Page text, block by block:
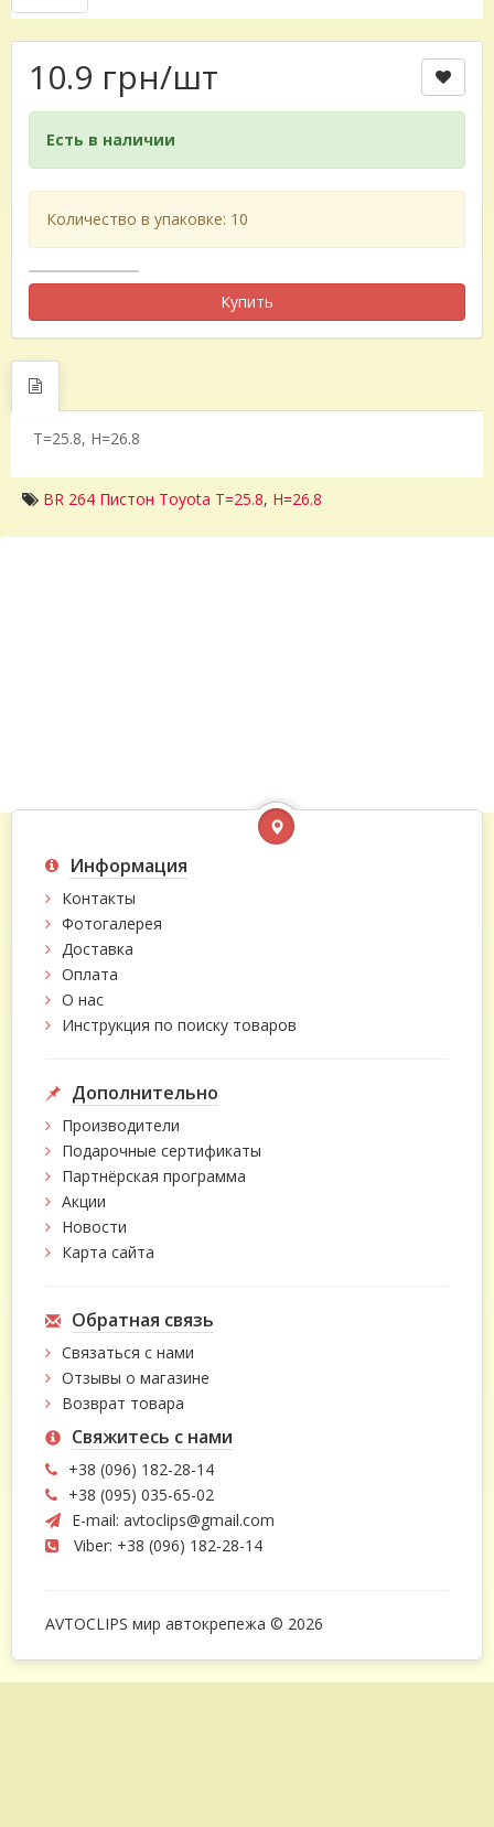
10.9 грн/шт
Есть в наличии
Количество в упаковке: 10
Купить
T=25.8, H=26.8
BR 264 Пистон Toyota T=25.8, H=26.8
Информация
Контакты
Фотогалерея
Доставка
Оплата
О нас
Инструкция по поиску товаров
Дополнительно
Производители
Подарочные сертификаты
Партнёрская программа
Акции
Новости
Карта сайта
Обратная связь
Связаться с нами
Отзывы о магазине
Возврат товара
Свяжитесь с нами
+38 (096) 182-28-14
+38 (095) 035-65-02
E-mail: avtoclips@gmail.com
Viber: +38 (096) 182-28-14
AVTOCLIPS мир автокрепежа © 2026